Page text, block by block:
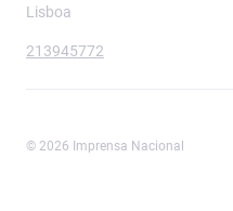
Lisboa
213945772
© 2026 Imprensa Nacional